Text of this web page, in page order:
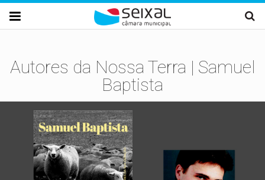
Passar para o conteúdo principal

Autores da Nossa Terra | Samuel
Baptista